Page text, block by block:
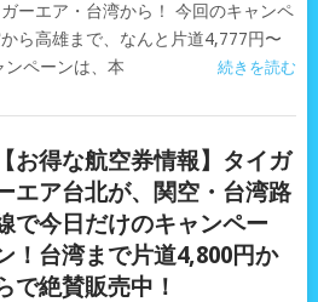
ーエア・台湾から！ 今回のキャンペ
ら高雄まで、なんと片道4,777円〜
ンペーンは、本
続きを読む
【お得な航空券情報】タイガ
エア台北が、関空・台湾路
で今日だけのキャンペー
！台湾まで片道4,800円か
で絶賛販売中！